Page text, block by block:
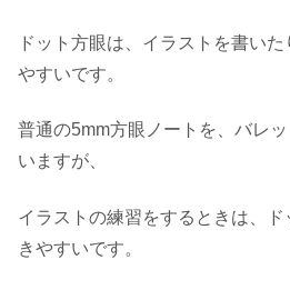
ドット方眼は、イラストを書い
やすいです。
普通の5mm方眼ノートを、バレ
いますが、
イラストの練習をするときは、
きやすいです。